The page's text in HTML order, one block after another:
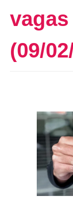
(09/